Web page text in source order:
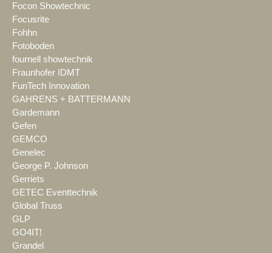
Focon Showtechnic
Focusrite
Fohhn
Fotoboden
fournell showtechnik
Fraunhofer IDMT
FunTech Innovation
GAHRENS + BATTERMANN
Gardemann
Gefen
GEMCO
Genelec
George P. Johnson
Gerriets
GETEC Eventtechnik
Global Truss
GLP
GO4IT!
Grandel